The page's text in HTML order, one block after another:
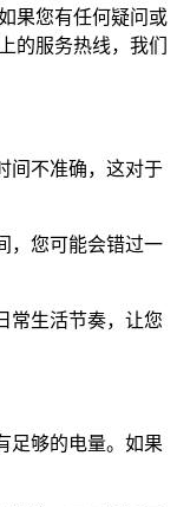
果您有任何疑问或
的服务热线，我们
间不准确，这对于
，您可能会错过一
常生活节奏，让您
足够的电量。如果